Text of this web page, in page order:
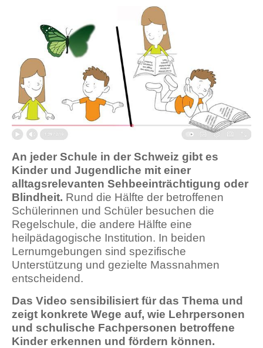
An jeder Schule in der Schweiz gibt es
Kinder und Jugendliche mit einer
alltagsrelevanten Sehbeeinträchtigung oder
Blindheit. Rund die Hälfte der betroffenen
Schülerinnen und Schüler besuchen die
Regelschule, die andere Hälfte eine
heilpädagogische Institution. In beiden
Lernumgebungen sind spezifische
Unterstützung und gezielte Massnahmen
entscheidend.
Das Video sensibilisiert für das Thema und
zeigt konkrete Wege auf, wie Lehrpersonen
und schulische Fachpersonen betroffene
Kinder erkennen und fördern können.